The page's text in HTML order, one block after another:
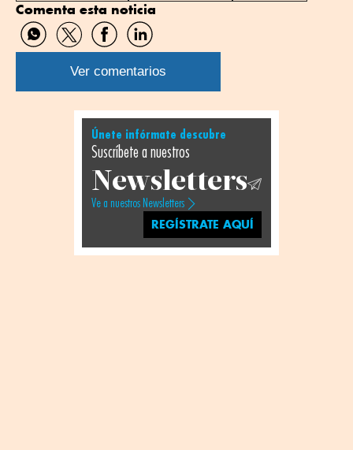
Comenta esta noticia
Compartir
por
WhatsApp
Compartir
por
Twitter
Compartir
por
Facebook
Compartir
por
Linkedin
Ver comentarios
Únete infórmate descubre
Suscríbete a nuestros
Newsletters
Ve a nuestros Newsletters
REGÍSTRATE AQUÍ